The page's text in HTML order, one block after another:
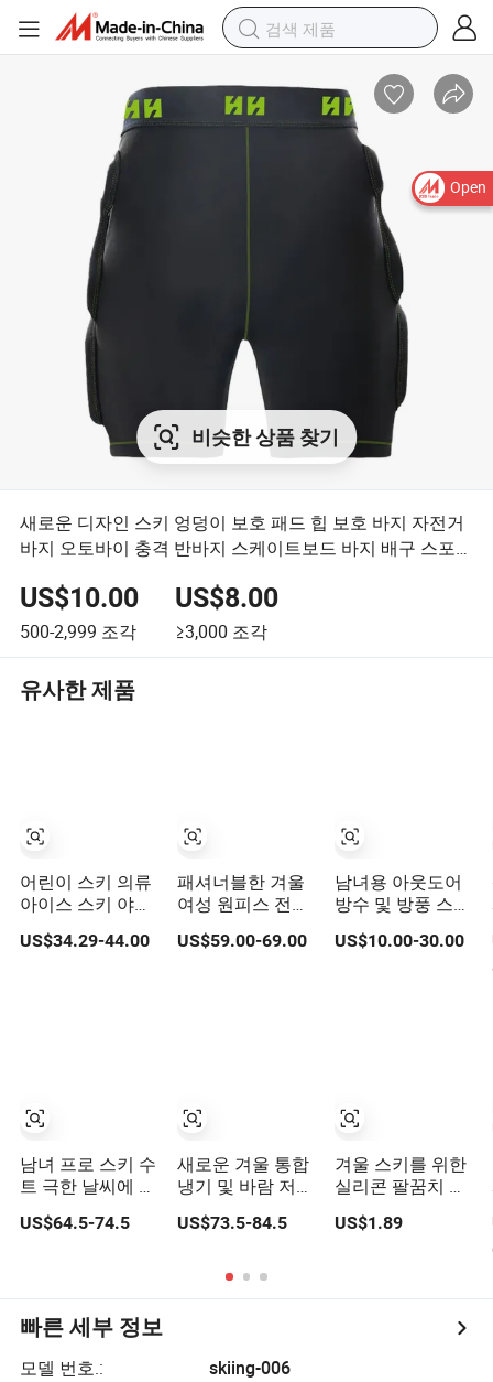
Open
비슷한 상품 찾기
새로운 디자인 스키 엉덩이 보호 패드 힙 보호 바지 자전거
바지 오토바이 충격 반바지 스케이트보드 바지 배구 스포
US$10.00
500-2,999 조각
US$8.00
≥3,000 조각
유사한 제품
어린이 스키 의류
아이스 스키 야외
따뜻함과 추위 보
호
US$34.29-44.00
남녀 프로 스키 수
트 극한 날씨에 적
US$64.5-74.5
패셔너블한 겨울
여성 원피스 전문
스키 수트 세트
US$59.00-69.00
새로운 겨울 통합
냉기 및 바람 저항
US$73.5-84.5
남녀용 아웃도어
방수 및 방풍 스키
의류
US$10.00-30.00
겨울 스키를 위한
실리콘 팔꿈치 보
츠 보호 장비
US$1.89
빠른 세부 정보
모델 번호.:
skiing-006